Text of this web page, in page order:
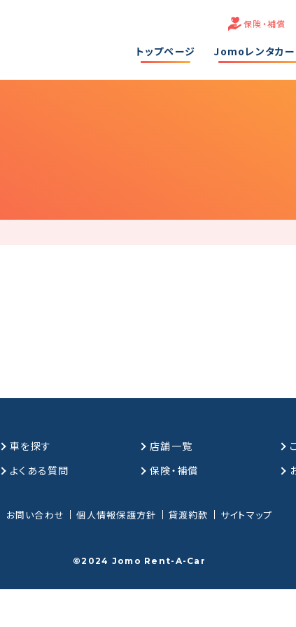
保険・補償
トップページ Jomoレンタカ
車を探す 店舗一覧
よくある質問 保険・補償
お問い合わせ 個人情報保護方針 貸渡約款 サイトマップ
©2024 Jomo Rent-A-Car